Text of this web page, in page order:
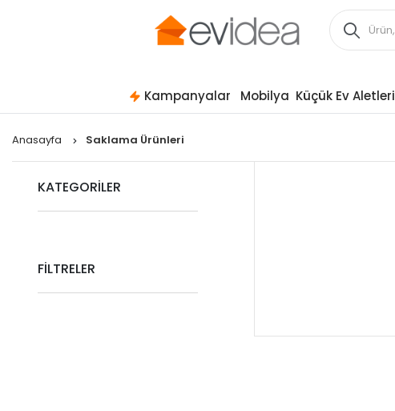
Kampanyalar Mobilya Küçük Ev Aletleri
Anasayfa Saklama Ürünleri
KATEGORİLER
FİLTRELER